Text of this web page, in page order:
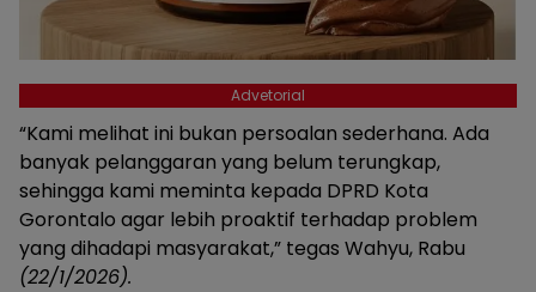
Advetorial
“Kami melihat ini bukan persoalan sederhana. Ada
banyak pelanggaran yang belum terungkap,
sehingga kami meminta kepada DPRD Kota
Gorontalo agar lebih proaktif terhadap problem
yang dihadapi masyarakat,” tegas Wahyu, Rabu
(22/1/2026).